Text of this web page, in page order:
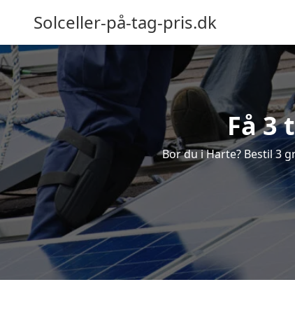
Solceller-på-tag-pris.dk
Få 3
Bor du i Harte? Bestil 3